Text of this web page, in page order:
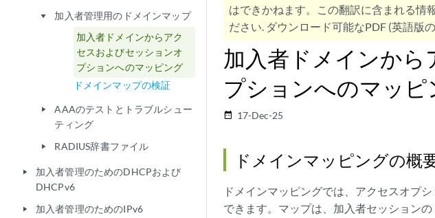
play_arrow
加入者管理用のドメインマップ
加入者ドメインからアク
セスおよびセッションオ
プションへのマッピング
ドメインマップの検証
play_arrow
AAAのテストとトラブルシュー
ティング
play_arrow RADIUS辞書ファイル
play_arrow
加入者管理のためのDHCPおよび
DHCPv6
play_arrow 加入者管理のためのIPv6
はできかねます。この翻訳に含まれる情
ださい. ダウンロード可能なPDF (英語版
加入者ドメインか
プションへのマッピ
date_range 17-Dec-25
ドメインマッピングの概
ドメインマッピングでは、アクセスオプ
できます。マップは、加入者セッション